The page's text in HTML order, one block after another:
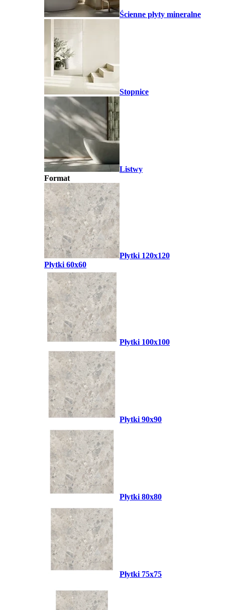
Ścienne płyty mineralne
Stopnice
Listwy
Format
Płytki 120x120
Płytki 60x60
Płytki 100x100
Płytki 90x90
Płytki 80x80
Płytki 75x75